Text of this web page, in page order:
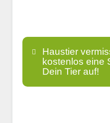
Haustier
kostenlos eine
Dein Tier auf!